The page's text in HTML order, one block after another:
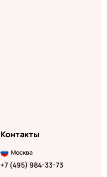
Контакты
Москва
+7 (495) 984-33-73